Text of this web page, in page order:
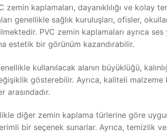
kaplamaları, dayanıklılığı ve kolay
genellikle sağlık kuruluşları, ofisler,
PVC zemin kaplamaları ayrıca ses
estetik bir görünüm kazandırabilir.
kullanılacak alanın büyüklüğü,
gösterebilir. Ayrıca, kaliteli malzeme
diğer zemin kaplama türlerine göre
bir seçenek sunarlar. Ayrıca, temizlik ve